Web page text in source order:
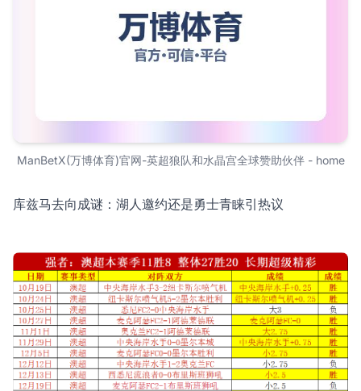
ManBetX(万博体育)官网-英超狼队和水晶宫全球赞助伙伴 - home
库兹马去向成谜：湖人邀约还是勇士青睐引热议